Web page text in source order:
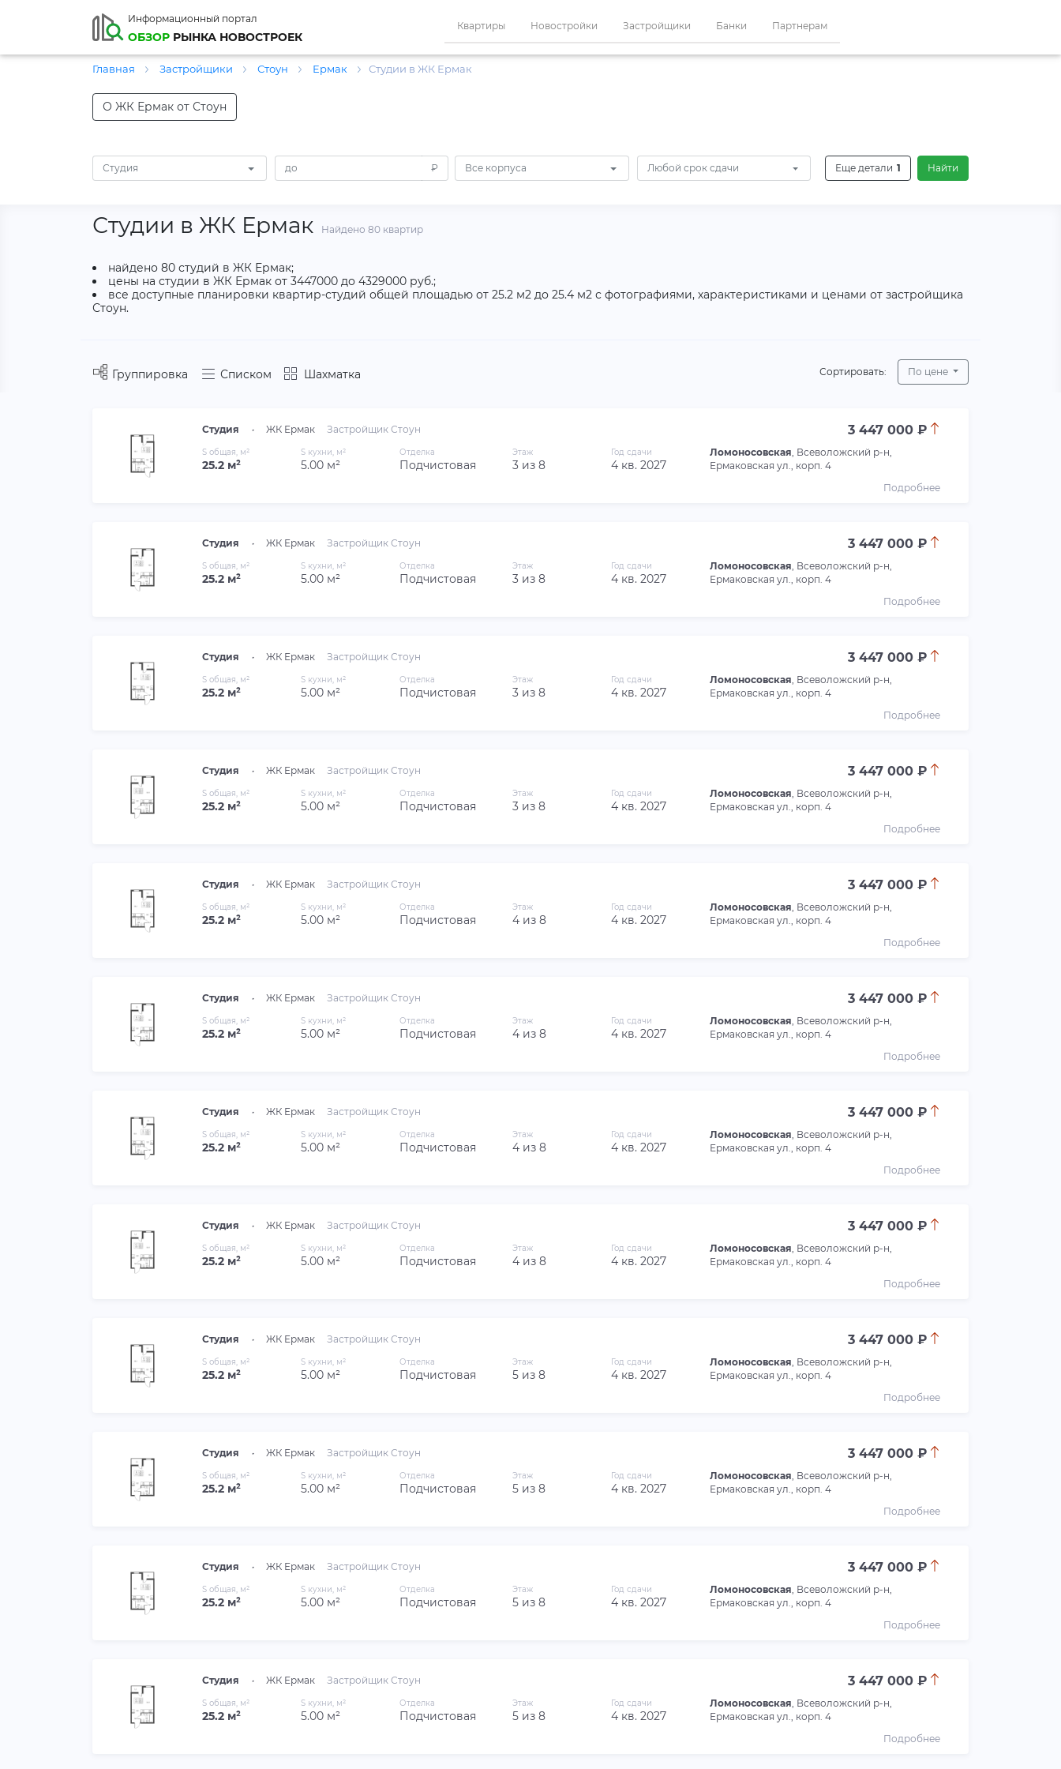
Информационный портал
ОБЗОР РЫНКА НОВОСТРОЕК
Квартиры Новостройки Застройщики Банки Партнерам
Главная Застройщики Стоун Ермак Студии в ЖК Ермак
О ЖК Ермак от Стоун
Студия ₽ Все корпуса Любой срок сдачи Еще детали 1 Найти
Студии в ЖК Ермак Найдено 80 квартир
найдено 80 студий в ЖК Ермак;
цены на студии в ЖК Ермак от 3447000 до 4329000 руб.;
все доступные планировки квартир-студий общей площадью от 25.2 м2 до 25.4 м2 с фотографиями, характеристиками и ценами от застройщика
Стоун.
Группировка Списком Шахматка Сортировать: По цене
Студия • ЖК Ермак Застройщик Стоун 3 447 000 ₽
S общая, м²
25.2 м²
S кухни, м²
5.00 м²
Отделка
Подчистовая
Этаж
3 из 8
Год сдачи
4 кв. 2027
Ломоносовская, Всеволожский р-н,
Ермаковская ул., корп. 4
Подробнее
Студия • ЖК Ермак Застройщик Стоун 3 447 000 ₽
S общая, м²
25.2 м²
S кухни, м²
5.00 м²
Отделка
Подчистовая
Этаж
3 из 8
Год сдачи
4 кв. 2027
Ломоносовская, Всеволожский р-н,
Ермаковская ул., корп. 4
Подробнее
Студия • ЖК Ермак Застройщик Стоун 3 447 000 ₽
S общая, м²
25.2 м²
S кухни, м²
5.00 м²
Отделка
Подчистовая
Этаж
3 из 8
Год сдачи
4 кв. 2027
Ломоносовская, Всеволожский р-н,
Ермаковская ул., корп. 4
Подробнее
Студия • ЖК Ермак Застройщик Стоун 3 447 000 ₽
S общая, м²
25.2 м²
S кухни, м²
5.00 м²
Отделка
Подчистовая
Этаж
3 из 8
Год сдачи
4 кв. 2027
Ломоносовская, Всеволожский р-н,
Ермаковская ул., корп. 4
Подробнее
Студия • ЖК Ермак Застройщик Стоун 3 447 000 ₽
S общая, м²
25.2 м²
S кухни, м²
5.00 м²
Отделка
Подчистовая
Этаж
4 из 8
Год сдачи
4 кв. 2027
Ломоносовская, Всеволожский р-н,
Ермаковская ул., корп. 4
Подробнее
Студия • ЖК Ермак Застройщик Стоун 3 447 000 ₽
S общая, м²
25.2 м²
S кухни, м²
5.00 м²
Отделка
Подчистовая
Этаж
4 из 8
Год сдачи
4 кв. 2027
Ломоносовская, Всеволожский р-н,
Ермаковская ул., корп. 4
Подробнее
Студия • ЖК Ермак Застройщик Стоун 3 447 000 ₽
S общая, м²
25.2 м²
S кухни, м²
5.00 м²
Отделка
Подчистовая
Этаж
4 из 8
Год сдачи
4 кв. 2027
Ломоносовская, Всеволожский р-н,
Ермаковская ул., корп. 4
Подробнее
Студия • ЖК Ермак Застройщик Стоун 3 447 000 ₽
S общая, м²
25.2 м²
S кухни, м²
5.00 м²
Отделка
Подчистовая
Этаж
4 из 8
Год сдачи
4 кв. 2027
Ломоносовская, Всеволожский р-н,
Ермаковская ул., корп. 4
Подробнее
Студия • ЖК Ермак Застройщик Стоун 3 447 000 ₽
S общая, м²
25.2 м²
S кухни, м²
5.00 м²
Отделка
Подчистовая
Этаж
5 из 8
Год сдачи
4 кв. 2027
Ломоносовская, Всеволожский р-н,
Ермаковская ул., корп. 4
Подробнее
Студия • ЖК Ермак Застройщик Стоун 3 447 000 ₽
S общая, м²
25.2 м²
S кухни, м²
5.00 м²
Отделка
Подчистовая
Этаж
5 из 8
Год сдачи
4 кв. 2027
Ломоносовская, Всеволожский р-н,
Ермаковская ул., корп. 4
Подробнее
Студия • ЖК Ермак Застройщик Стоун 3 447 000 ₽
S общая, м²
25.2 м²
S кухни, м²
5.00 м²
Отделка
Подчистовая
Этаж
5 из 8
Год сдачи
4 кв. 2027
Ломоносовская, Всеволожский р-н,
Ермаковская ул., корп. 4
Подробнее
Студия • ЖК Ермак Застройщик Стоун 3 447 000 ₽
S общая, м²
25.2 м²
S кухни, м²
5.00 м²
Отделка
Подчистовая
Этаж
5 из 8
Год сдачи
4 кв. 2027
Ломоносовская, Всеволожский р-н,
Ермаковская ул., корп. 4
Подробнее